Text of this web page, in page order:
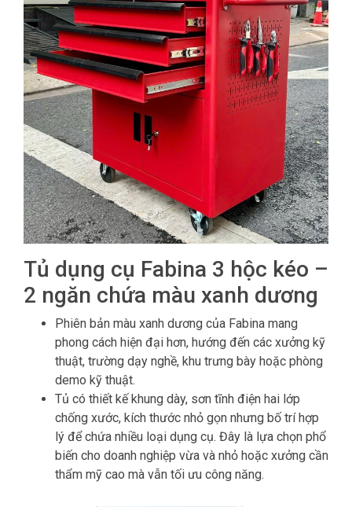
Tủ dụng cụ Fabina 3 hộc kéo –
2 ngăn chứa màu xanh dương
Phiên bản màu xanh dương của Fabina mang
phong cách hiện đại hơn, hướng đến các xưởng kỹ
thuật, trường dạy nghề, khu trưng bày hoặc phòng
demo kỹ thuật.
Tủ có thiết kế khung dày, sơn tĩnh điện hai lớp
chống xước, kích thước nhỏ gọn nhưng bố trí hợp
lý để chứa nhiều loại dụng cụ. Đây là lựa chọn phổ
biến cho doanh nghiệp vừa và nhỏ hoặc xưởng cần
thẩm mỹ cao mà vẫn tối ưu công năng.